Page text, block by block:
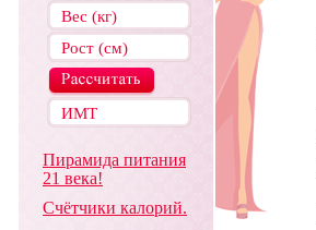
Пирамида питания
21 века!
Счётчики калорий.